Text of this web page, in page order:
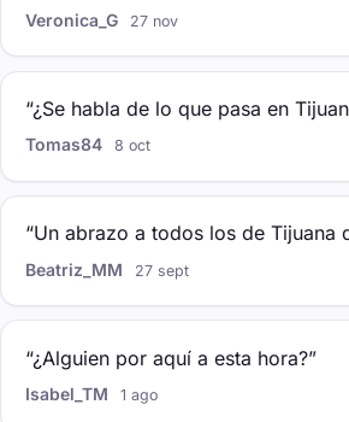
Veronica_G 27 nov
“¿Se habla de lo que pasa en
Tomas84 8 oct
“Un abrazo a todos los de Tijuana
Beatriz_MM 27 sept
“¿Alguien por aquí a esta hora?”
Isabel_TM 1 ago